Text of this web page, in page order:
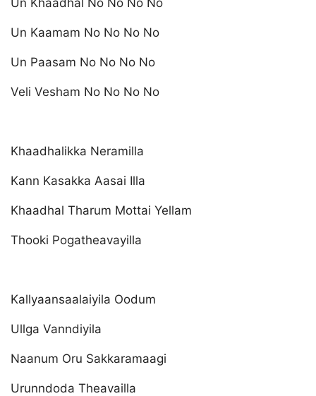
Un Khaadhal No No No No
Un Kaamam No No No No
Un Paasam No No No No
Veli Vesham No No No No
Khaadhalikka Neramilla
Kann Kasakka Aasai Illa
Khaadhal Tharum Mottai Yellam
Thooki Pogatheavayilla
Kallyaansaalaiyila Oodum
Ullga Vanndiyila
Naanum Oru Sakkaramaagi
Urunndoda Theavailla